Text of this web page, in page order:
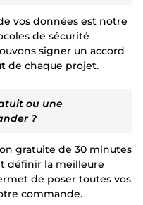
vos données est notre
de sécurité
signer un accord
de chaque projet.
ou une
?
gratuite de 30 minutes
définir la meilleure
de poser toutes vos
commande.